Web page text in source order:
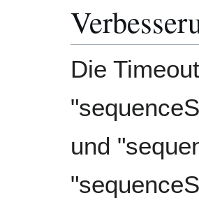
Die
und